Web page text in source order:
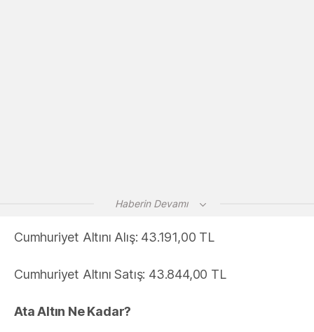
Haberin Devamı
Cumhuriyet Altını Alış: 43.191,00 TL
Cumhuriyet Altını Satış: 43.844,00 TL
Ata Altın Ne Kadar?